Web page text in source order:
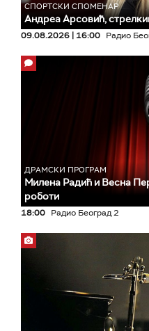
СПОРТСКИ СПОМЕНАР
Андреа Арсовић,
09.08.2026 | 16:00 Радио
ДРАМСКИ ПРОГРАМ
Милена Радић и Весна
роботи
18:00 Радио Београд 2